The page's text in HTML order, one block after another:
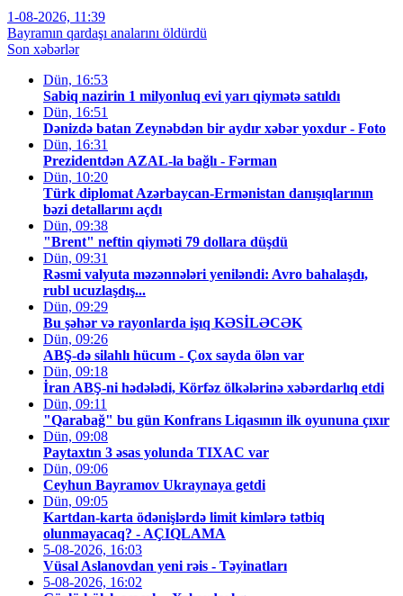
1-08-2026, 11:39
Bayramın qardaşı analarını öldürdü
Son xəbərlər
Dün, 16:53
Sabiq nazirin 1 milyonluq evi yarı qiymətə satıldı
Dün, 16:51
Dənizdə batan Zeynəbdən bir aydır xəbər yoxdur - Foto
Dün, 16:31
Prezidentdən AZAL-la bağlı - Fərman
Dün, 10:20
Türk diplomat Azərbaycan-Ermənistan danışıqlarının
bəzi detallarını açdı
Dün, 09:38
"Brent" neftin qiyməti 79 dollara düşdü
Dün, 09:31
Rəsmi valyuta məzənnələri yeniləndi: Avro bahalaşdı,
rubl ucuzlaşdış...
Dün, 09:29
Bu şəhər və rayonlarda işıq KƏSİLƏCƏK
Dün, 09:26
ABŞ-də silahlı hücum - Çox sayda ölən var
Dün, 09:18
İran ABŞ-ni hədələdi, Körfəz ölkələrinə xəbərdarlıq etdi
Dün, 09:11
"Qarabağ" bu gün Konfrans Liqasının ilk oyununa çıxır
Dün, 09:08
Paytaxtın 3 əsas yolunda TIXAC var
Dün, 09:06
Ceyhun Bayramov Ukraynaya getdi
Dün, 09:05
Kartdan-karta ödənişlərdə limit kimlərə tətbiq
olunmayacaq? - AÇIQLAMA
5-08-2026, 16:03
Vüsal Aslanovdan yeni rəis - Təyinatları
5-08-2026, 16:02